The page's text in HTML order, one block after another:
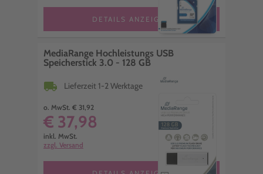
DETAILS ANZEIGEN
MediaRange Hochleistungs USB
Speicherstick 3.0 - 128 GB
local_shipping Lieferzeit 1-2 Werktage
o. MwSt. € 31,92
€ 37,98
inkl. MwSt.
zzgl. Versand